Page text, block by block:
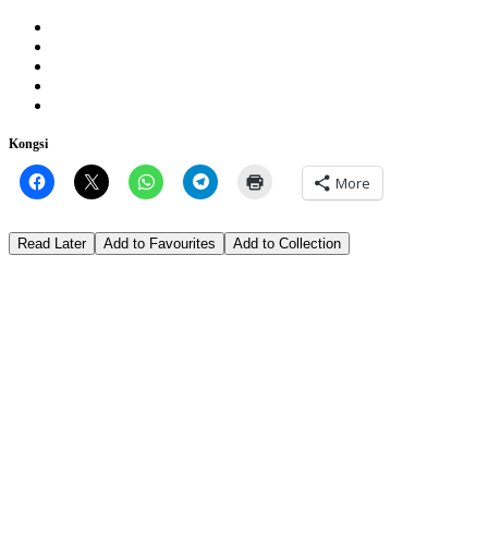
Kongsi
More
Read Later Add to Favourites Add to Collection